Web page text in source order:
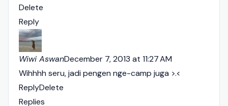
Delete
Reply
Wiwi AswanDecember 7, 2013 at 11:27 AM
Wihhhh seru, jadi pengen nge-camp juga >.<
ReplyDelete
Replies